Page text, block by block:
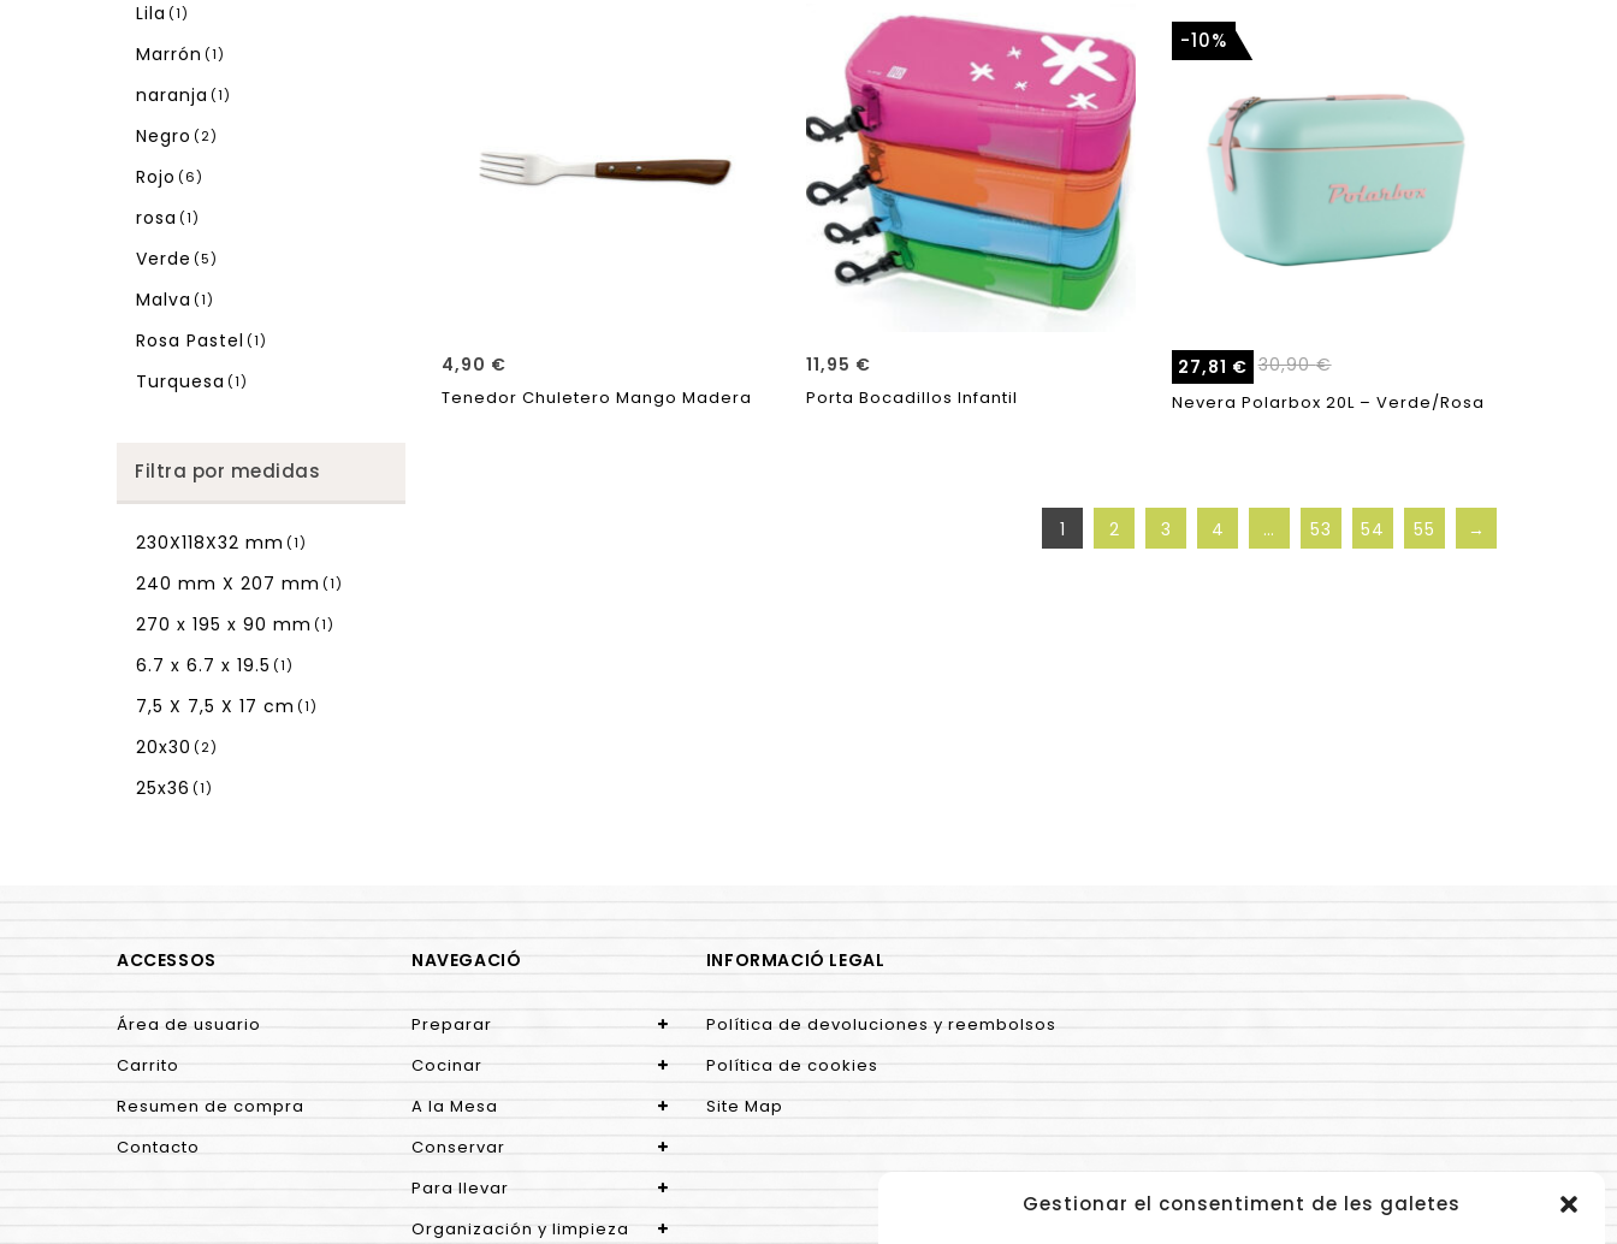
Gestionar el consentiment de les galetes
4,90 €
Tenedor Chuletero Mango Madera
11,95 €
Porta Bocadillos Infantil
-10%
30,90€
27,81 €
Nevera Polarbox 20L – Verde/Rosa
1 2 3 4 … 53 54 55 →
Lila (1)
Marrón (1)
naranja (1)
Negro (2)
Rojo (6)
rosa (1)
Verde (5)
Malva (1)
Rosa Pastel (1)
Turquesa (1)
Filtra por medidas
230X118X32 mm (1)
240 mm X 207 mm (1)
270 x 195 x 90 mm (1)
6.7 x 6.7 x 19.5 (1)
7,5 X 7,5 X 17 cm (1)
20x30 (2)
25x36 (1)
ACCESSOS
Área de usuario
Carrito
Resumen de compra
Contacto
NAVEGACIÓ
Preparar
Cocinar
A la Mesa
Conservar
Para llevar
Organización y limpieza
INFORMACIÓ LEGAL
Política de devoluciones y reembolsos
Política de cookies
Site Map